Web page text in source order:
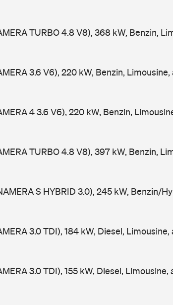
TURBO 4.8 V8), 368 kW, Benzin,
3.6 V6), 220 kW, Benzin, Limousine,
4 3.6 V6), 220 kW, Benzin,
TURBO 4.8 V8), 397 kW, Benzin,
S HYBRID 3.0), 245 kW, Benzin/
3.0 TDI), 184 kW, Diesel, Limousine,
3.0 TDI), 155 kW, Diesel, Limousine,